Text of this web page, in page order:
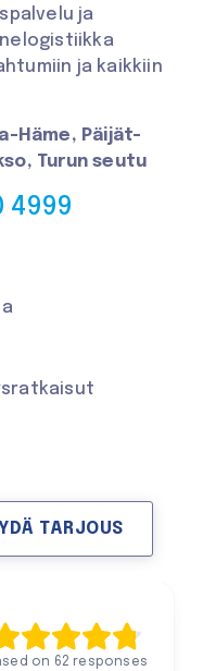
ja
ja kaikkiin
Häme, Päijät-
Turun seutu
4999
TARJOUS
on 62 responses